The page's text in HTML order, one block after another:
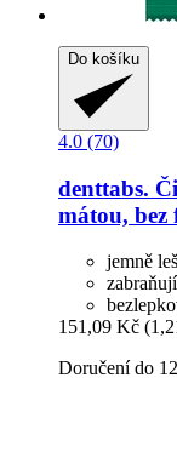
Do košíku
4.0 (70)
denttabs.
mátou,
jemně
151,09 Kč
Doručení do